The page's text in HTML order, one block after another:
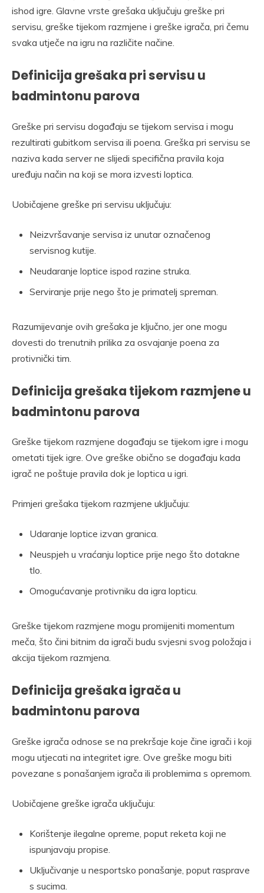
ishod igre. Glavne vrste grešaka uključuju greške pri
servisu, greške tijekom razmjene i greške igrača, pri čemu
svaka utječe na igru na različite načine.
Definicija grešaka pri servisu u
badmintonu parova
Greške pri servisu događaju se tijekom servisa i mogu
rezultirati gubitkom servisa ili poena. Greška pri servisu se
naziva kada server ne slijedi specifična pravila koja
uređuju način na koji se mora izvesti loptica.
Uobičajene greške pri servisu uključuju:
Neizvršavanje servisa iz unutar označenog
servisnog kutije.
Neudaranje loptice ispod razine struka.
Serviranje prije nego što je primatelj spreman.
Razumijevanje ovih grešaka je ključno, jer one mogu
dovesti do trenutnih prilika za osvajanje poena za
protivnički tim.
Definicija grešaka tijekom razmjene u
badmintonu parova
Greške tijekom razmjene događaju se tijekom igre i mogu
ometati tijek igre. Ove greške obično se događaju kada
igrač ne poštuje pravila dok je loptica u igri.
Primjeri grešaka tijekom razmjene uključuju:
Udaranje loptice izvan granica.
Neuspjeh u vraćanju loptice prije nego što dotakne
tlo.
Omogućavanje protivniku da igra lopticu.
Greške tijekom razmjene mogu promijeniti momentum
meča, što čini bitnim da igrači budu svjesni svog položaja i
akcija tijekom razmjena.
Definicija grešaka igrača u
badmintonu parova
Greške igrača odnose se na prekršaje koje čine igrači i koji
mogu utjecati na integritet igre. Ove greške mogu biti
povezane s ponašanjem igrača ili problemima s opremom.
Uobičajene greške igrača uključuju:
Korištenje ilegalne opreme, poput reketa koji ne
ispunjavaju propise.
Uključivanje u nesportsko ponašanje, poput rasprave
s sucima.